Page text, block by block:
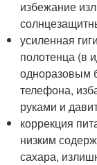
избежание
усиленная
полотенца (в
одноразовым
телефона,
руками и
коррекция
низким
сахара,